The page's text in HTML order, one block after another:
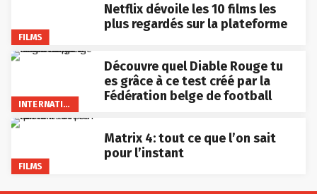
FILMS
Netflix dévoile les 10 films les
plus regardés sur la plateforme
INTERNATIONAL
Découvre quel Diable Rouge tu
es grâce à ce test créé par la
Fédération belge de football
FILMS
Matrix 4: tout ce que l’on sait
pour l’instant